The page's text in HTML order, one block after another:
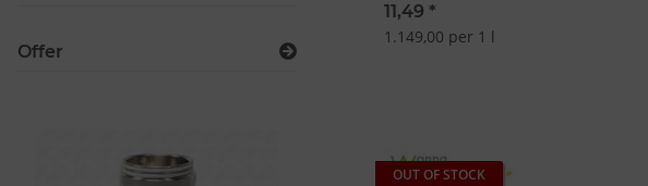
11,49 *
1.149,00 per 1 l
OUT OF STOCK
Offer